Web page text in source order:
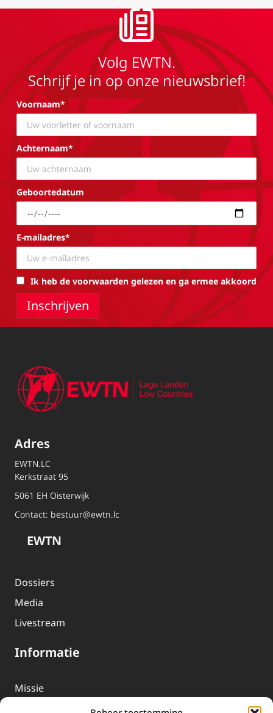
Volg EWTN.
Schrijf je in op onze nieuwsbrief!
Voornaam*
Achternaam*
Geboortedatum
E-mailadres*
Ik heb de voorwaarden gelezen en ga ermee akkoord
Adres
EWTN.LC
Kerkstraat 95
5061 EH Oisterwijk
Contact: bestuur@ewtn.lc
EWTN
Dossiers
Media
Livestream
Informatie
Missie